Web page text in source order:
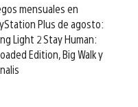
mensuales en
Plus de agosto:
Light 2 Stay Human:
Edition, Big Walk y